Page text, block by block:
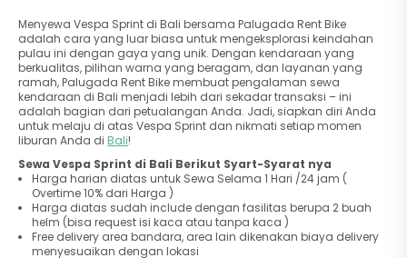
Menyewa Vespa Sprint di Bali bersama Palugada Rent Bike
adalah cara yang luar biasa untuk mengeksplorasi keindahan
pulau ini dengan gaya yang unik. Dengan kendaraan yang
berkualitas, pilihan warna yang beragam, dan layanan yang
ramah, Palugada Rent Bike membuat pengalaman sewa
kendaraan di Bali menjadi lebih dari sekadar transaksi – ini
adalah bagian dari petualangan Anda. Jadi, siapkan diri Anda
untuk melaju di atas Vespa Sprint dan nikmati setiap momen
liburan Anda di Bali!
Sewa Vespa Sprint di Bali Berikut Syart-Syarat nya
Harga harian diatas untuk Sewa Selama 1 Hari /24 jam (
Overtime 10% dari Harga )
Harga diatas sudah include dengan fasilitas berupa 2 buah
helm (bisa request isi kaca atau tanpa kaca )
Free delivery area bandara, area lain dikenakan biaya delivery
menyesuaikan dengan lokasi